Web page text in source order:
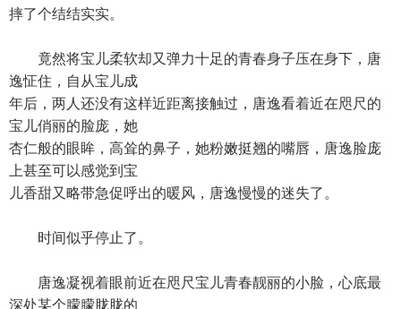
摔了个结结实实。
竟然将宝儿柔软却又弹力十足的青春身子压在身下，唐
逸怔住，自从宝儿成
年后，两人还没有这样近距离接触过，唐逸看着近在咫尺的
宝儿俏丽的脸庞，她
杏仁般的眼眸，高耸的鼻子，她粉嫩挺翘的嘴唇，唐逸脸庞
上甚至可以感觉到宝
儿香甜又略带急促呼出的暖风，唐逸慢慢的迷失了。
时间似乎停止了。
唐逸凝视着眼前近在咫尺宝儿青春靓丽的小脸，心底最
深处某个朦朦胧胧的